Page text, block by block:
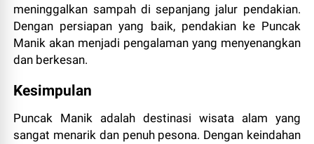
meninggalkan sampah di sepanjang jalur pendakian.
Dengan persiapan yang baik, pendakian ke Puncak
Manik akan menjadi pengalaman yang menyenangkan
dan berkesan.
Kesimpulan
Puncak Manik adalah destinasi wisata alam yang
sangat menarik dan penuh pesona. Dengan keindahan